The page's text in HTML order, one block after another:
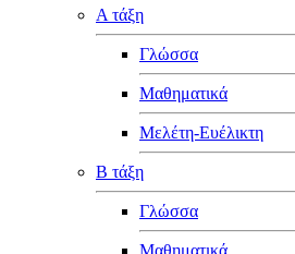
Α τάξη
Γλώσσα
Μαθηματικά
Μελέτη-Ευέλικτη
Β τάξη
Γλώσσα
Μαθηματικά